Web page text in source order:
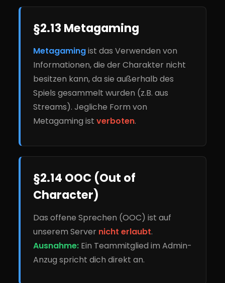
§2.13 Metagaming
Metagamingist das Verwenden von
Informationen, die der Charakter nicht
besitzen kann, da sie außerhalb des
Spiels gesammelt wurden (z.B. aus
Streams). Jegliche Form von
Metagaming istverboten.
§2.14 OOC (Out of
Character)
Das offene Sprechen (OOC) ist auf
unserem Server nicht erlaubt.
Ausnahme: Ein Teammitglied im Admin-
Anzug spricht dich direkt an.